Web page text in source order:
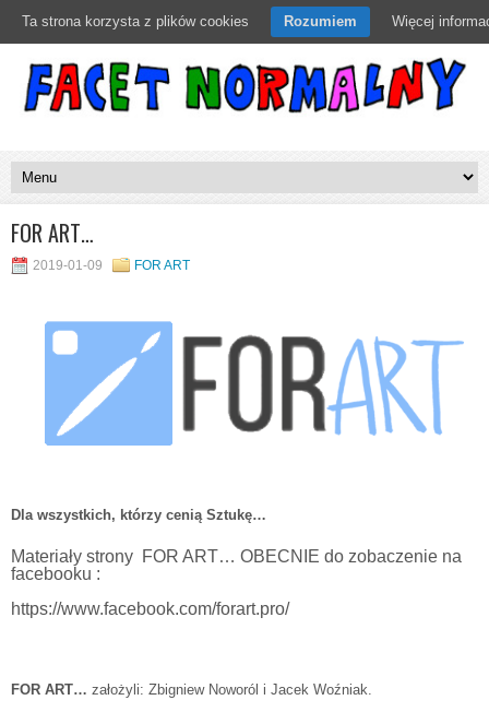
FOR ART…
2019-01-09 FOR ART
Dla wszystkich, którzy cenią Sztukę…
Materiały strony FOR ART… OBECNIE do zobaczenie na
facebooku :
https://www.facebook.com/forart.pro/
FOR ART… założyli: Zbigniew Noworól i Jacek Woźniak.
Ta strona korzysta z plików cookies Rozumiem Więcej